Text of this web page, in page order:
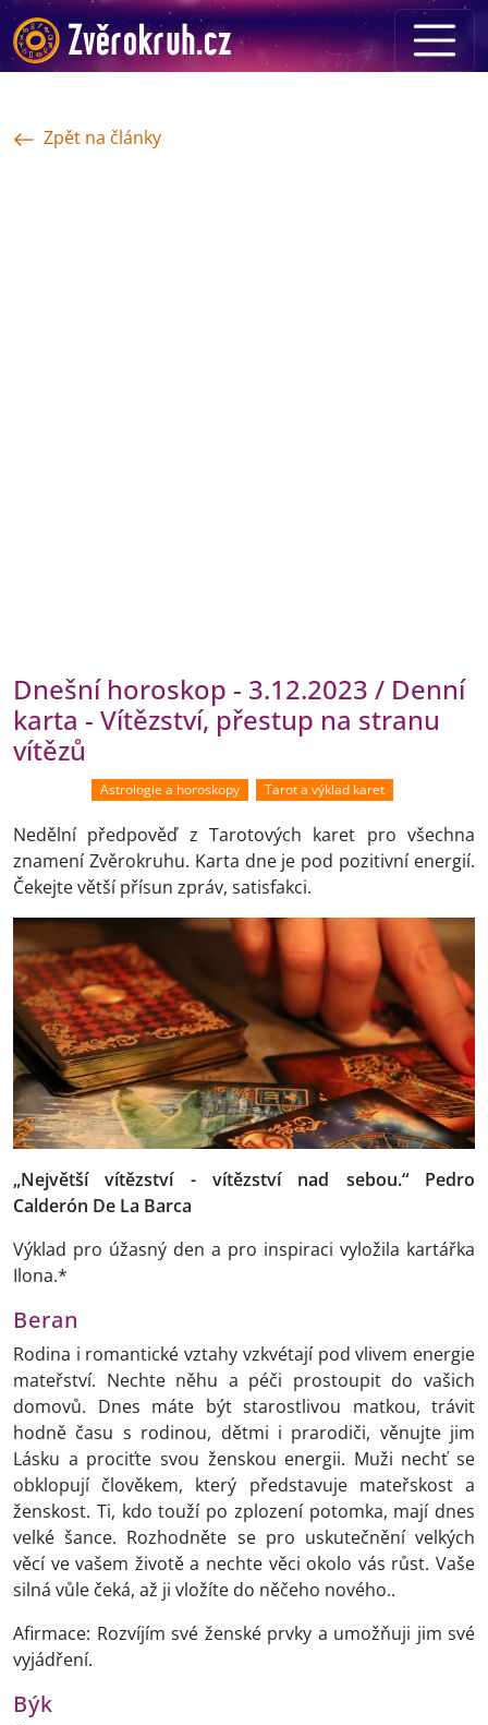
Zpět na články
Dnešní horoskop - 3.12.2023 / Denní
karta - Vítězství, přestup na stranu
vítězů
Astrologie a horoskopy Tarot a výklad karet
Nedělní předpověď z Tarotových karet pro všechna
znamení Zvěrokruhu. Karta dne je pod pozitivní energií.
Čekejte větší přísun zpráv, satisfakci.
„Největší vítězství - vítězství nad sebou.“ Pedro
Calderón De La Barca
Výklad pro úžasný den a pro inspiraci vyložila kartářka
Ilona.*
Beran
Rodina i romantické vztahy vzkvétají pod vlivem energie
mateřství. Nechte něhu a péči prostoupit do vašich
domovů. Dnes máte být starostlivou matkou, trávit
hodně času s rodinou, dětmi i prarodiči, věnujte jim
Lásku a prociťte svou ženskou energii. Muži nechť se
obklopují člověkem, který představuje mateřskost a
ženskost. Ti, kdo touží po zplození potomka, mají dnes
velké šance. Rozhodněte se pro uskutečnění velkých
věcí ve vašem životě a nechte věci okolo vás růst. Vaše
silná vůle čeká, až ji vložíte do něčeho nového..
Afirmace: Rozvíjím své ženské prvky a umožňuji jim své
vyjádření.
Býk